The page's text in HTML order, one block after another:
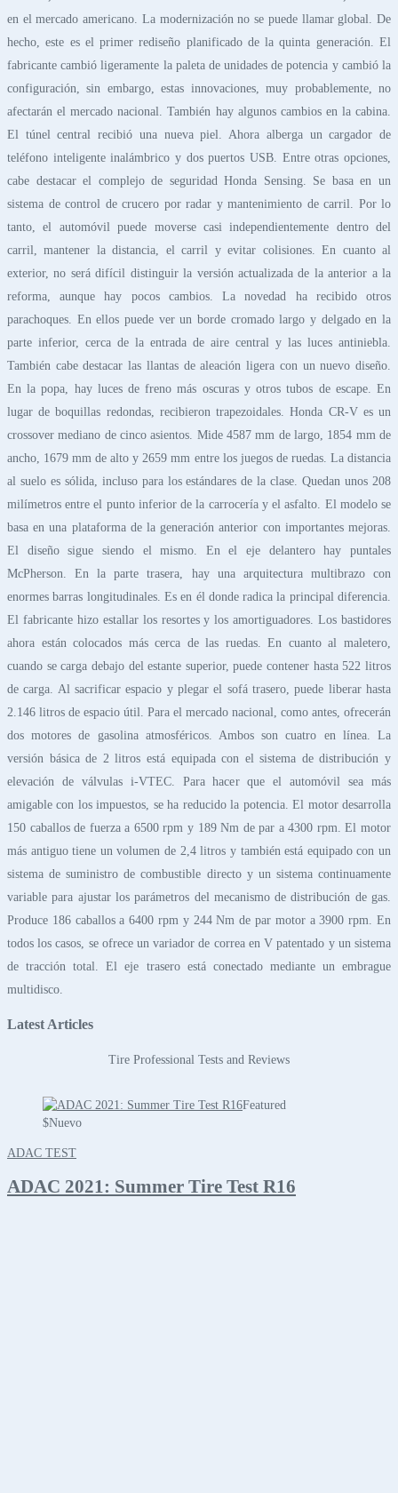
en el mercado americano. La modernización no se puede llamar global. De
hecho, este es el primer rediseño planificado de la quinta generación. El
fabricante cambió ligeramente la paleta de unidades de potencia y cambió la
configuración, sin embargo, estas innovaciones, muy probablemente, no
afectarán el mercado nacional. También hay algunos cambios en la cabina.
El túnel central recibió una nueva piel. Ahora alberga un cargador de
teléfono inteligente inalámbrico y dos puertos USB. Entre otras opciones,
cabe destacar el complejo de seguridad Honda Sensing. Se basa en un
sistema de control de crucero por radar y mantenimiento de carril. Por lo
tanto, el automóvil puede moverse casi independientemente dentro del
carril, mantener la distancia, el carril y evitar colisiones. En cuanto al
exterior, no será difícil distinguir la versión actualizada de la anterior a la
reforma, aunque hay pocos cambios. La novedad ha recibido otros
parachoques. En ellos puede ver un borde cromado largo y delgado en la
parte inferior, cerca de la entrada de aire central y las luces antiniebla.
También cabe destacar las llantas de aleación ligera con un nuevo diseño.
En la popa, hay luces de freno más oscuras y otros tubos de escape. En
lugar de boquillas redondas, recibieron trapezoidales. Honda CR-V es un
crossover mediano de cinco asientos. Mide 4587 mm de largo, 1854 mm de
ancho, 1679 mm de alto y 2659 mm entre los juegos de ruedas. La distancia
al suelo es sólida, incluso para los estándares de la clase. Quedan unos 208
milímetros entre el punto inferior de la carrocería y el asfalto. El modelo se
basa en una plataforma de la generación anterior con importantes mejoras.
El diseño sigue siendo el mismo. En el eje delantero hay puntales
McPherson. En la parte trasera, hay una arquitectura multibrazo con
enormes barras longitudinales. Es en él donde radica la principal diferencia.
El fabricante hizo estallar los resortes y los amortiguadores. Los bastidores
ahora están colocados más cerca de las ruedas. En cuanto al maletero,
cuando se carga debajo del estante superior, puede contener hasta 522 litros
de carga. Al sacrificar espacio y plegar el sofá trasero, puede liberar hasta
2.146 litros de espacio útil. Para el mercado nacional, como antes, ofrecerán
dos motores de gasolina atmosféricos. Ambos son cuatro en línea. La
versión básica de 2 litros está equipada con el sistema de distribución y
elevación de válvulas i-VTEC. Para hacer que el automóvil sea más
amigable con los impuestos, se ha reducido la potencia. El motor desarrolla
150 caballos de fuerza a 6500 rpm y 189 Nm de par a 4300 rpm. El motor
más antiguo tiene un volumen de 2,4 litros y también está equipado con un
sistema de suministro de combustible directo y un sistema continuamente
variable para ajustar los parámetros del mecanismo de distribución de gas.
Produce 186 caballos a 6400 rpm y 244 Nm de par motor a 3900 rpm. En
todos los casos, se ofrece un variador de correa en V patentado y un sistema
de tracción total. El eje trasero está conectado mediante un embrague
multidisco.
Latest Articles
Tire Professional Tests and Reviews
Featured
$Nuevo
ADAC TEST
ADAC 2021: Summer Tire Test R16